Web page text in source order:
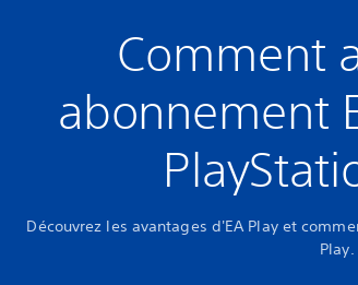
Comment
abonnement
Découvrez les avantages d'EA Play et
Play.